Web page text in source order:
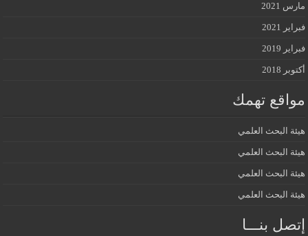
مارس 2021
فبراير 2021
فبراير 2019
أكتوبر 2018
مواقع تهمك
هيئة البحث العلمي
هيئة البحث العلمي
هيئة البحث العلمي
هيئة البحث العلمي
إتصل بنـــا